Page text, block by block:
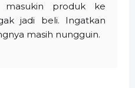
produk ke
jadi beli. Ingatkan
masih nungguin.